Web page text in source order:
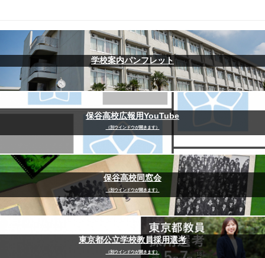
学校案内パンフレット
保谷高校広報用YouTube
（別ウインドウが開きます）
保谷高校同窓会
（別ウインドウが開きます）
東京都公立学校教員採用選考
（別ウインドウが開きます）